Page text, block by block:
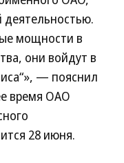
деятельностью.
мощности в
они войдут в
— пояснил
время ОАО
28 июня.